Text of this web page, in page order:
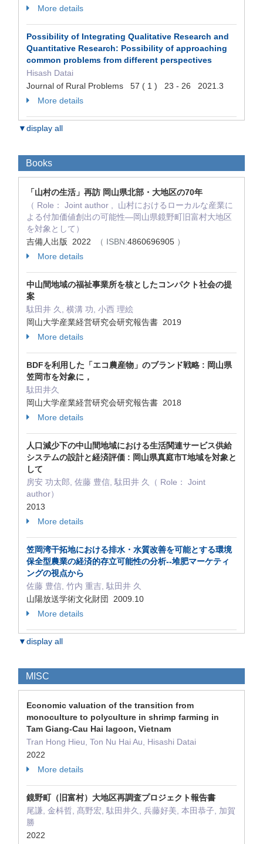
More details
Possibility of Integrating Qualitative Research and
Quantitative Research: Possibility of approaching
common problems from different perspectives
Hisash Datai
Journal of Rural Problems 57 ( 1 ) 23 - 26 2021.3
More details
▼display all
Books
「山村の生活」再訪 岡山県北部・大地区の70年
（ Role： Joint author , 山村におけるローカルな産業に
よる付加価値創出の可能性―岡山県鏡野町旧富村大地区
を対象として）
吉備人出版 2022
（ ISBN:4860696905 ）
More details
中山間地域の福祉事業所を核としたコンパクト社会の提
案
駄田井 久, 横溝 功, 小西 理絵
岡山大学産業経営研究会研究報告書 2019
More details
BDFを利用した「エコ農産物」のブランド戦略 : 岡山県
笠岡市を対象に，
駄田井久
岡山大学産業経営研究会研究報告書 2018
More details
人口減少下の中山間地域における生活関連サービス供給
システムの設計と経済評価 : 岡山県真庭市T地域を対象と
して
房安 功太郎, 佐藤 豊信, 駄田井 久（ Role： Joint
author）
2013
More details
笠岡湾干拓地における排水・水質改善を可能とする環境
保全型農業の経済的存立可能性の分析--堆肥マーケティ
ングの視点から
佐藤 豊信, 竹内 重吉, 駄田井 久
山陽放送学術文化財団 2009.10
More details
▼display all
MISC
Economic valuation of the transition from
monoculture to polyculture in shrimp farming in
Tam Giang-Cau Hai lagoon, Vietnam
Tran Hong Hieu, Ton Nu Hai Au, Hisashi Datai
2022
More details
鏡野町（旧富村）大地区再調査プロジェクト報告書
尾謙, 金枓哲, 髙野宏, 駄田井久, 兵藤好美, 本田恭子, 加賀
勝
2022